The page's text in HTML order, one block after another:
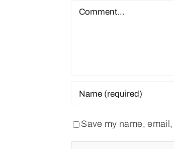
Comment
Save my name,